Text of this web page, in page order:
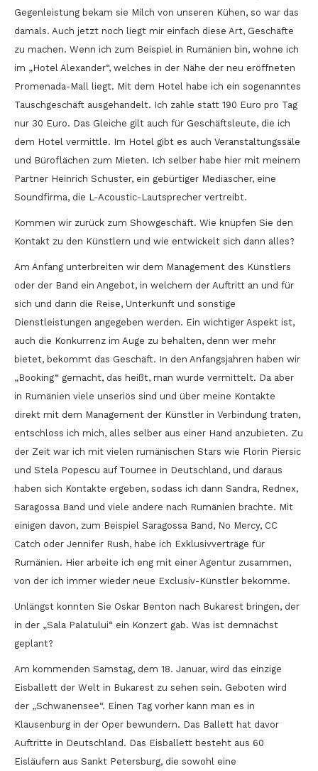
Gegenleistung bekam sie Milch von unseren Kühen, so war das
damals. Auch jetzt noch liegt mir einfach diese Art, Geschäfte
zu machen. Wenn ich zum Beispiel in Rumänien bin, wohne ich
im „Hotel Alexander“, welches in der Nähe der neu eröffneten
Promenada-Mall liegt. Mit dem Hotel habe ich ein sogenanntes
Tauschgeschäft ausgehandelt. Ich zahle statt 190 Euro pro Tag
nur 30 Euro. Das Gleiche gilt auch für Geschäftsleute, die ich
dem Hotel vermittle. Im Hotel gibt es auch Veranstaltungssäle
und Büroflächen zum Mieten. Ich selber habe hier mit meinem
Partner Heinrich Schuster, ein gebürtiger Mediascher, eine
Soundfirma, die L-Acoustic-Lautsprecher vertreibt.
Kommen wir zurück zum Showgeschäft. Wie knüpfen Sie den
Kontakt zu den Künstlern und wie entwickelt sich dann alles?
Am Anfang unterbreiten wir dem Management des Künstlers
oder der Band ein Angebot, in welchem der Auftritt an und für
sich und dann die Reise, Unterkunft und sonstige
Dienstleistungen angegeben werden. Ein wichtiger Aspekt ist,
auch die Konkurrenz im Auge zu behalten, denn wer mehr
bietet, bekommt das Geschäft. In den Anfangsjahren haben wir
„Booking“ gemacht, das heißt, man wurde vermittelt. Da aber
in Rumänien viele unseriös sind und über meine Kontakte
direkt mit dem Management der Künstler in Verbindung traten,
entschloss ich mich, alles selber aus einer Hand anzubieten. Zu
der Zeit war ich mit vielen rumänischen Stars wie Florin Piersic
und Stela Popescu auf Tournee in Deutschland, und daraus
haben sich Kontakte ergeben, sodass ich dann Sandra, Rednex,
Saragossa Band und viele andere nach Rumänien brachte. Mit
einigen davon, zum Beispiel Saragossa Band, No Mercy, CC
Catch oder Jennifer Rush, habe ich Exklusivverträge für
Rumänien. Hier arbeite ich eng mit einer Agentur zusammen,
von der ich immer wieder neue Exclusiv-Künstler bekomme.
Unlängst konnten Sie Oskar Benton nach Bukarest bringen, der
in der „Sala Palatului“ ein Konzert gab. Was ist demnächst
geplant?
Am kommenden Samstag, dem 18. Januar, wird das einzige
Eisballett der Welt in Bukarest zu sehen sein. Geboten wird
der „Schwanensee“. Einen Tag vorher kann man es in
Klausenburg in der Oper bewundern. Das Ballett hat davor
Auftritte in Deutschland. Das Eisballett besteht aus 60
Eisläufern aus Sankt Petersburg, die sowohl eine